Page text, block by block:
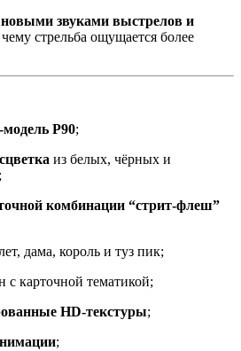
новыми звуками выстрелов и
чему стрельба ощущается более
P90;
из белых, чёрных и
комбинации “стрит-флеш”
дама, король и туз пик;
карточной тематикой;
HD-текстуры;
;